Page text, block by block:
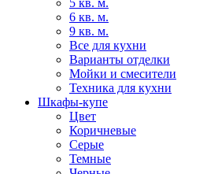
5 кв. м.
6 кв. м.
9 кв. м.
Все для кухни
Варианты отделки
Мойки и смесители
Техника для кухни
Шкафы-купе
Цвет
Коричневые
Серые
Темные